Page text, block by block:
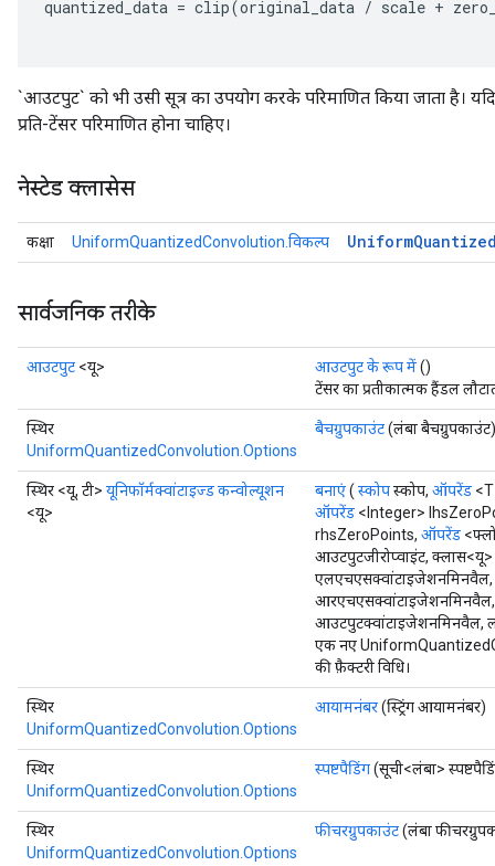
quantized_data = clip(original_data / scale +
`आउटपुट` को भी उसी सूत्र का उपयोग करके परिमाणित किया जाता है।
प्रति-टेंसर परिमाणित होना चाहिए।
नेस्टेड क्लासेस
कक्षा UniformQuantizedConvolution.विकल्प Uniform
सार्वजनिक तरीके
आउटपुट <यू> आउटपुट के रूप में()
टेंसर का प्रतीकात्मक हैंडल
स्थिर
UniformQuantizedConvolution.Options
बैचग्रुपकाउंट(लंबा बैचग्रुपकाउंट)
स्थिर <यू, टी> यूनिफॉर्मक्वांटाइज्ड कन्वोल्यूशन
<यू>
बनाएं( स्कोपस्कोप, ऑपरेंड
ऑपरेंड <Integer>
rhsZeroPoints, ऑपरेंड
आउटपुटजीरोप्वाइंट, क्लास<यू>
आउटपुटक्वांटाइजेशनमिनवैल,
एक नए
की फ़ैक्टरी विधि।
स्थिर
UniformQuantizedConvolution.Options
आयामनंबर(स्ट्रिंग आयामनंबर)
स्थिर
UniformQuantizedConvolution.Options
स्पष्टपैडिंग(सूची<लंबा>
स्थिर
UniformQuantizedConvolution.Options
फीचरग्रुपकाउंट(लंबा